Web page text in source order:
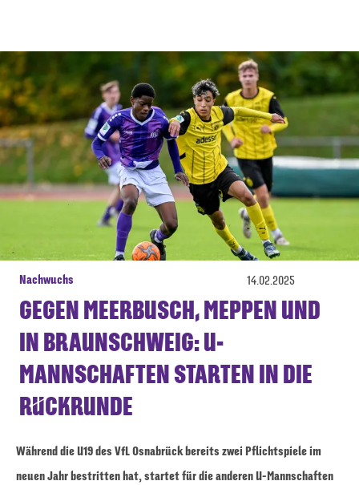
Nachwuchs 14.02.2025
GEGEN MEERBUSCH, MEPPEN UND
IN BRAUNSCHWEIG: U-
MANNSCHAFTEN STARTEN IN DIE
RÜCKRUNDE
Während die U19 des VfL Osnabrück bereits zwei Pflichtspiele im
neuen Jahr bestritten hat, startet für die anderen U-Mannschaften